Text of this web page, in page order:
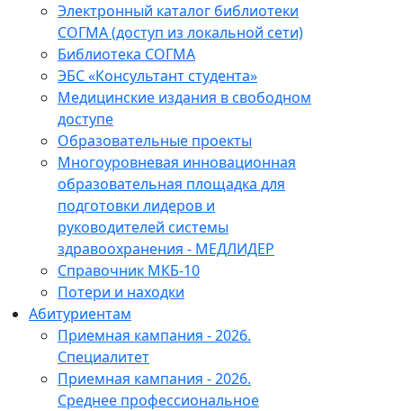
Электронный каталог библиотеки
СОГМА (доступ из локальной сети)
Библиотека СОГМА
ЭБС «Консультант студента»
Медицинские издания в свободном
доступе
Образовательные проекты
Многоуровневая инновационная
образовательная площадка для
подготовки лидеров и
руководителей системы
здравоохранения - МЕДЛИДЕР
Справочник МКБ-10
Потери и находки
Абитуриентам
Приемная кампания - 2026.
Специалитет
Приемная кампания - 2026.
Среднее профессиональное